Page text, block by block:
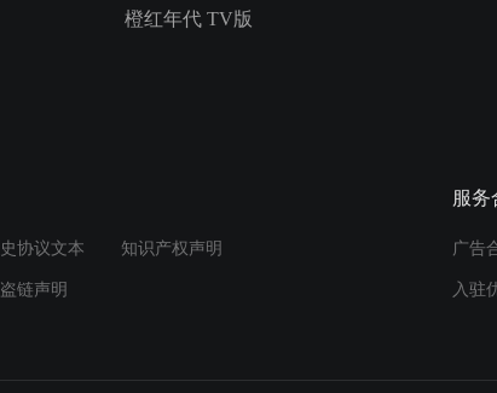
橙红年代 TV版
协议文本 知识产权声明
链声明
服务
广告
入驻